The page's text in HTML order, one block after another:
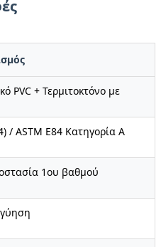
PVC + Τερμιτοκτόνο με
/ ASTM E84 Κατηγορία Α
1ου βαθμού